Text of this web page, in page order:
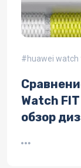
huawei watch
Watch
обзор